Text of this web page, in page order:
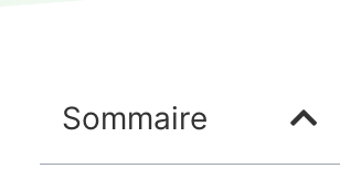
Sommaire